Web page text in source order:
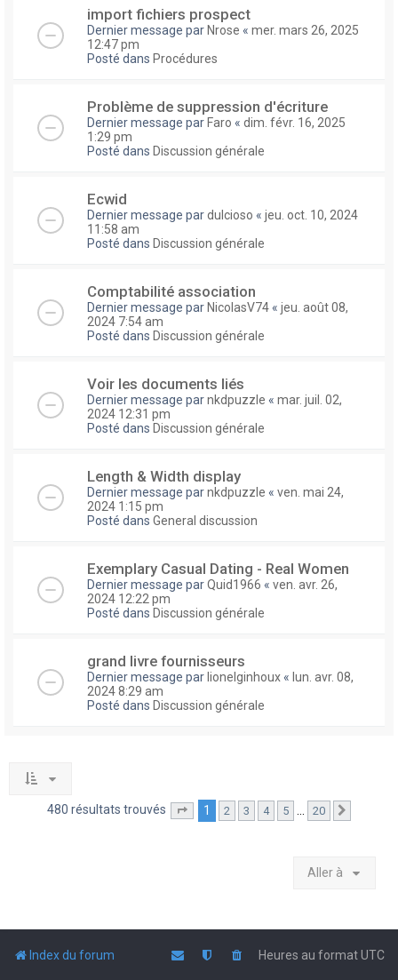
import fichiers prospect
Dernier message par Nrose « mer. mars 26, 2025
12:47 pm
Posté dans Procédures
Problème de suppression d'écriture
Dernier message par Faro « dim. févr. 16, 2025
1:29 pm
Posté dans Discussion générale
Ecwid
Dernier message pardulcioso « jeu. oct. 10, 2024
11:58 am
Posté dans Discussion générale
Comptabilité association
Dernier message par NicolasV74 « jeu. août 08,
2024 7:54 am
Posté dans Discussion générale
Voir les documents liés
Dernier message parnkdpuzzle « mar. juil. 02,
2024 12:31 pm
Posté dans Discussion générale
Length & Width display
Dernier message parnkdpuzzle « ven. mai 24,
2024 1:15 pm
Posté dans General discussion
Exemplary Сasual Dating - Real Women
Dernier message parQuid1966 « ven. avr. 26,
2024 12:22 pm
Posté dans Discussion générale
grand livre fournisseurs
Dernier message par lionelginhoux « lun. avr. 08,
2024 8:29 am
Posté dans Discussion générale
480 résultats trouvés Page sur20
1 2 3 4 5 … 20
Aller à
Index du forum Heures au formatUTC